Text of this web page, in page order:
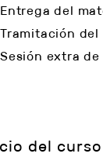
Entrega del
Tramitación del
Sesión extra
del